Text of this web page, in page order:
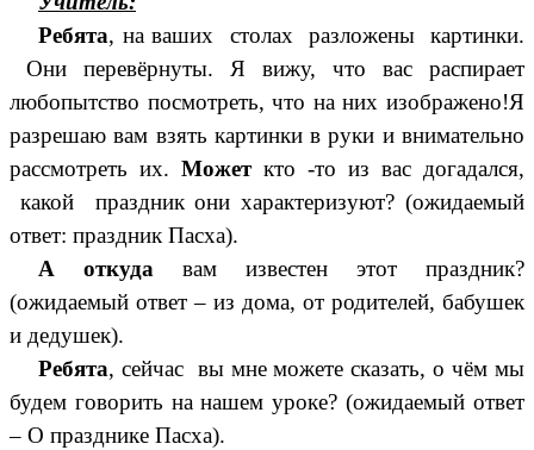
Ребята, на ваших столах разложены картинки.
Они перевёрнуты. Я вижу, что вас распирает
любопытство посмотреть, что на них изображено!Я
разрешаю вам взять картинки в руки и внимательно
рассмотреть их. Можеткто -то из вас догадался,
какой праздник они характеризуют? (ожидаемый
ответ: праздник Пасха).
А откуда вам известен этот праздник?
(ожидаемый ответ – из дома, от родителей, бабушек
и дедушек).
Ребята, сейчас вы мне можете сказать, о чём мы
будем говорить на нашем уроке? (ожидаемый ответ
– О празднике Пасха).